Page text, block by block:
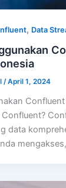
, Data
/April 1, 2024
data